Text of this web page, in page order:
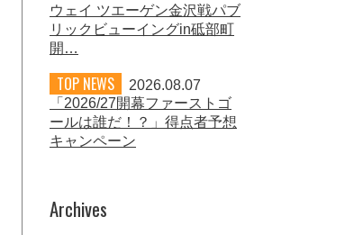
ウェイ ツエーゲン金沢戦パブ
リックビューイングin砥部町
開…
TOP NEWS
2026.08.07
「2026/27開幕ファーストゴ
ールは誰だ！？」得点者予想
キャンペーン
Archives